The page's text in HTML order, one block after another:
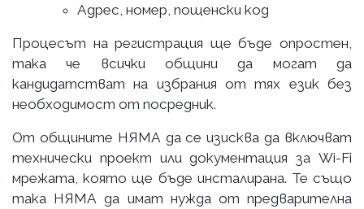
Адрес, номер, пощенски код
Процесът на регистрация ще бъде опростен,
така че всички общини да могат да
кандидатстват на избрания от тях език без
необходимост от посредник.
От общините НЯМА да се изисква да включват
технически проект или документация за Wi-Fi
мрежата, която ще бъде инсталирана. Те също
така НЯМА да имат нужда от предварителна